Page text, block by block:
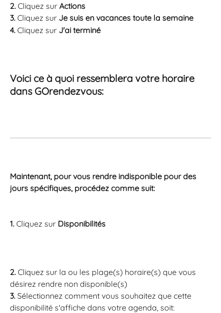
2. Cliquez sur Actions
3. Cliquez sur Je suis en vacances toute la semaine
4. Cliquez sur J'ai terminé
Voici ce à quoi ressemblera votre horaire
dans GOrendezvous:
Maintenant, pour vous rendre indisponible pour des
jours spécifiques, procédez comme suit:
1. Cliquez sur Disponibilités
2. Cliquez sur la ou les plage(s) horaire(s) que vous
désirez rendre non disponible(s)
3. Sélectionnez comment vous souhaitez que cette
disponibilité s'affiche dans votre agenda, soit: